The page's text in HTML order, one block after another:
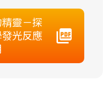
靈－探
光反應